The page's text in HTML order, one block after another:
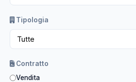
Tipologia
Contratto
Vendita